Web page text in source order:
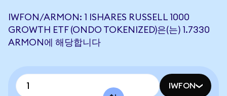
IWFON/ARMON: 1 ISHARES RUSSELL 1000
GROWTH ETF (ONDO TOKENIZED)은(는) 1.7330
ARMON에 해당합니다
IWFON